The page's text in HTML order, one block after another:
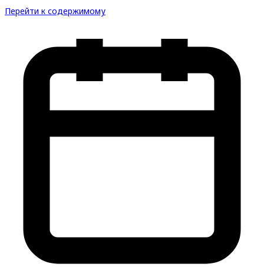
Перейти к содержимому